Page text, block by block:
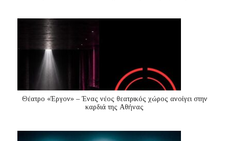
Θέατρο «Έργον» – Ένας νέος θεατρικός χώρος ανοίγει στην
καρδιά της Αθήνας